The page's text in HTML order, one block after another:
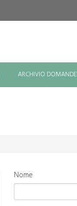
ARCHIVIO DOMANDE
Nome